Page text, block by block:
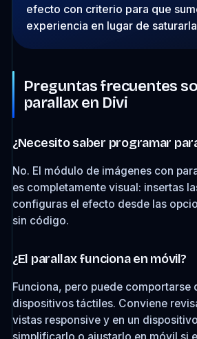
efecto con criterio para que
experiencia en lugar de
Preguntas frecuentes
parallax en Divi
¿Necesito saber programar
No. El módulo de imágenes con
es completamente visual: insertas
configuras el efecto desde las
sin código.
¿El parallax funciona en móvil?
Funciona, pero puede comportarse
dispositivos táctiles. Conviene
vistas responsive y en un